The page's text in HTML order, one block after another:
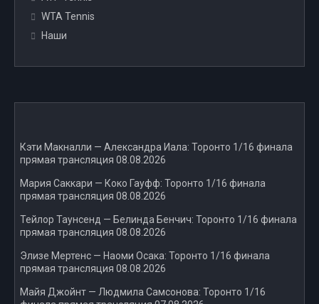
WTA Tennis
Наши
Кэти Макналли — Александра Иала: Торонто 1/16 финала
прямая трансляция 08.08.2026
Мария Саккари — Коко Гауфф: Торонто 1/16 финала
прямая трансляция 08.08.2026
Тейлор Таунсенд — Белинда Бенчич: Торонто 1/16 финала
прямая трансляция 08.08.2026
Элизе Мертенс — Наоми Осака: Торонто 1/16 финала
прямая трансляция 08.08.2026
Майя Джойнт — Людмила Самсонова: Торонто 1/16